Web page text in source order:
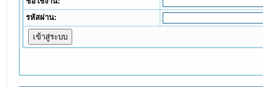
รหัสผ่าน: